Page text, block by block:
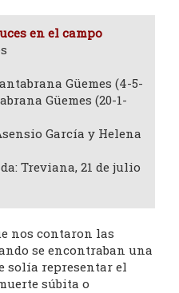
en el campo
Güemes (4-5-
Güemes (20-1-
García y Helena
Treviana, 21 de julio
nos contaron las
se encontraban una
solía representar el
súbita o